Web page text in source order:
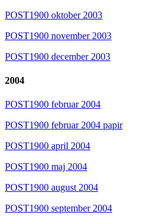
POST1900 oktober 2003
POST1900 november 2003
POST1900 december 2003
2004
POST1900 februar 2004
POST1900 februar 2004 papir
POST1900 april 2004
POST1900 maj 2004
POST1900 august 2004
POST1900 september 2004